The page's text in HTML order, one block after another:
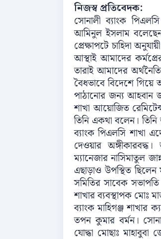
নিজস্ব প্রতিবেদক:
সোনালী ব্যাংক
আমিনুল ইসলাম
প্রেক্ষাপটে চাহিদা
আস্থাই আমাদের
তারাই আমাদের
বৈধভাবে বিদেশে গিয়ে
পাঠানোর জন্য আহবান
শাখা আয়োজিত
তিনি একথা বলেন।
ব্যাংক পিএলসি শাখা
দেওয়ার
ম্যানেজার নাসিমাতুল
এছাড়াও উপস্থিত ছিলেন
সমিতির সাবেক
শাখার ব্যবস্থাপক মোঃ
ব্যাংক মাহিগঞ্জ শাখার
তপন কুমার বর্মন।
যোদ্ধা মোছাঃ